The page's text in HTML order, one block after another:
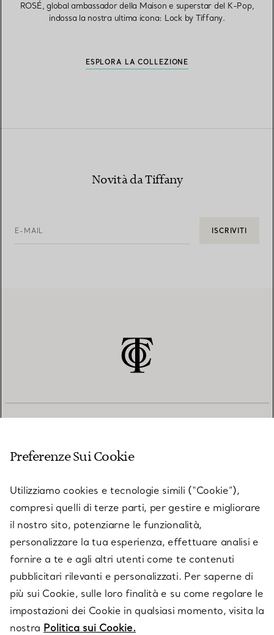
ROSÉ, global ambassador della Maison e superstar del K-Pop,
indossa la nostra ultima icona: Lock by Tiffany.
ESPLORA LA COLLEZIONE
Novità da Tiffany
E-MAIL ISCRIVITI
SU TIFFANY & CO.
LEGALE
SEGUICI
Preferenze Sui Cookie
Utilizziamo cookies e tecnologie simili (“Cookie”),
compresi quelli di terze parti, per gestire e migliorare
il nostro sito, potenziarne le funzionalità,
personalizzare la tua esperienza, effettuare analisi e
fornire a te e agli altri utenti come te contenuti
pubblicitari rilevanti e personalizzati. Per saperne di
più sui Cookie, sulle loro finalità e su come regolare le
impostazioni dei Cookie in qualsiasi momento, visita la
nostra Politica sui Cookie.